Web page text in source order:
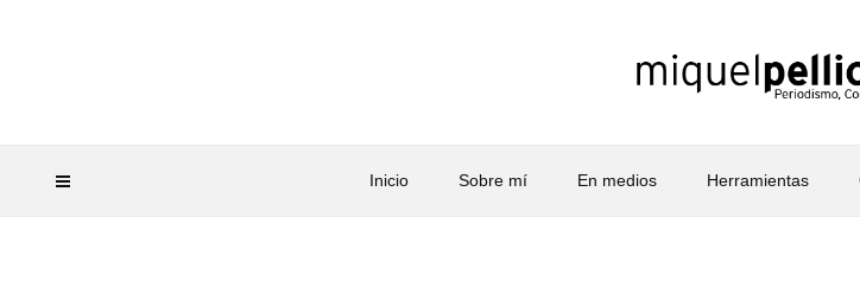
Inicio Sobre mí En medios Herramientas